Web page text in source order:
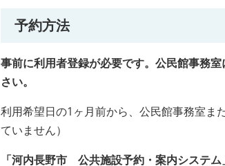
予約方法
事前に利用者登録が必要です。公民館事務
さい。
利用希望日の1ヶ月前から、公民館事務室ま
ていません）
「河内長野市 公共施設予約・案内システ